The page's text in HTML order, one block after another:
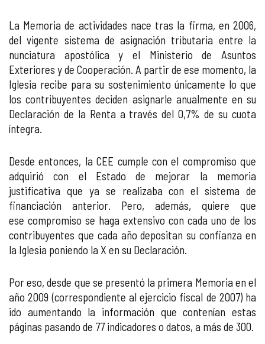
La Memoria de actividades nace tras la firma, en 2006,
del vigente sistema de asignación tributaria entre la
nunciatura apostólica y el Ministerio de Asuntos
Exteriores y de Cooperación. A partir de ese momento, la
Iglesia recibe para su sostenimiento únicamente lo que
los contribuyentes deciden asignarle anualmente en su
Declaración de la Renta a través del 0,7% de su cuota
íntegra.
Desde entonces, la CEE cumple con el compromiso que
adquirió con el Estado de mejorar la memoria
justificativa que ya se realizaba con el sistema de
financiación anterior. Pero, además, quiere que
ese compromiso se haga extensivo con cada uno de los
contribuyentes que cada año depositan su confianza en
la Iglesia poniendo la X en su Declaración.
Por eso, desde que se presentó la primera Memoria en el
año 2009 (correspondiente al ejercicio fiscal de 2007) ha
ido aumentando la información que contenían estas
páginas pasando de 77 indicadores o datos, a más de 300.